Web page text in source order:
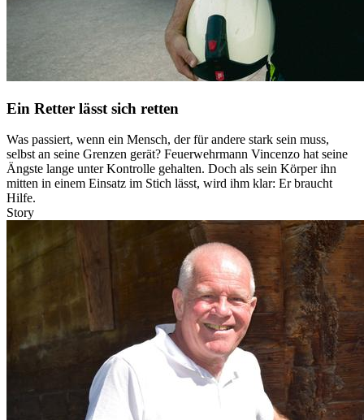
Ein Retter lässt sich retten
Was passiert, wenn ein Mensch, der für andere stark sein muss,
selbst an seine Grenzen gerät? Feuerwehrmann Vincenzo hat seine
Ängste lange unter Kontrolle gehalten. Doch als sein Körper ihn
mitten in einem Einsatz im Stich lässt, wird ihm klar: Er braucht
Hilfe.
Story